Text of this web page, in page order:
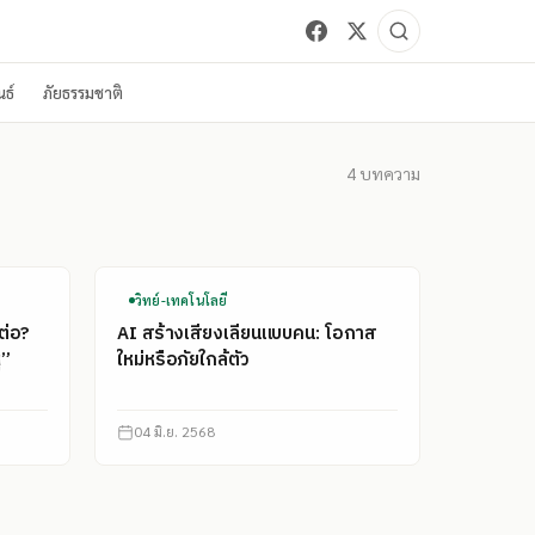
ธ์ ภัยธรรมชาติ
4 บทความ
อ?
วิทย์-เทคโนโลยี
AI สร้างเสียงเลียนแบบคน: โอกาส
ใหม่หรือภัยใกล้ตัว
04 มิ.ย. 2568